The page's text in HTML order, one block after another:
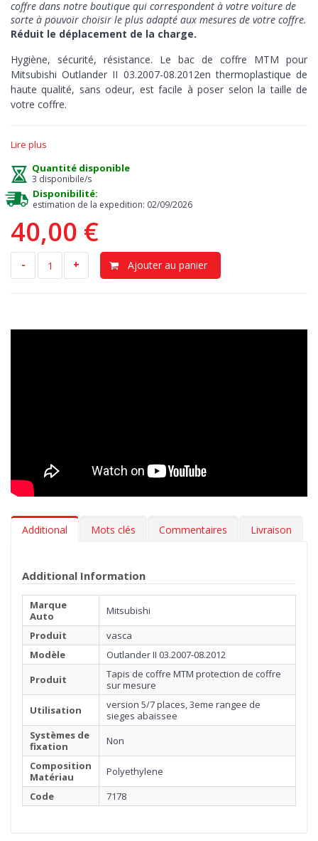
coffre dans notre boutique qui correspondent à votre voiture de
sorte à pouvoir choisir le plus adapté aux mesures de votre coffre.
Réduit le déplacement de la charge.
Hygiène, sécurité, résistance. Le bac de coffre MTM pour
Mitsubishi Outlander II 03.2007-08.2012en thermoplastique de
haute qualité, sans odeur, est facile à poser selon la taille de
votre coffre.
absorber les liquides ou d'autres substances en assurant à tout
vous pouvez conduire propre.
Sécurité> le mouvement de la charge est limité par la surface
transporter tout ce qui doit rester immobile sans se déplacer
d'un côté du coffre à l’autre.
Résistance
> il retient les huiles, les produits chimiques et
Lire plus
Quantité disponible
3 disponibile/s
Disponibilité:
estimation de la expedition: 02/09/2026
40,00 €
- + Ajouter au panier
Additional Mots clés Commentaires Livraison
Additional Information
Marque
Auto
Mitsubishi
Produit
vasca
Modèle
Outlander II 03.2007-08.2012
Produit
Tapis de coffre MTM protection de coffre
sur mesure
Utilisation
version 5/7 places, 3eme rangee de
sieges abaissee
Systèmes de
fixation
Non
Composition
Matériau
Polyethylene
Code
7178